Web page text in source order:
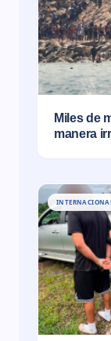
Miles de
manera